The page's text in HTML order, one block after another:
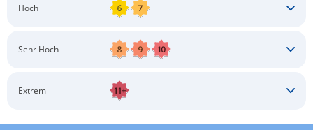
Langärmlige Bekleidung
Hoch
Langärmlige Bekleidung
Sonnenbrille
Sehr Hoch
Langärmlige Bekleidung
Extrem